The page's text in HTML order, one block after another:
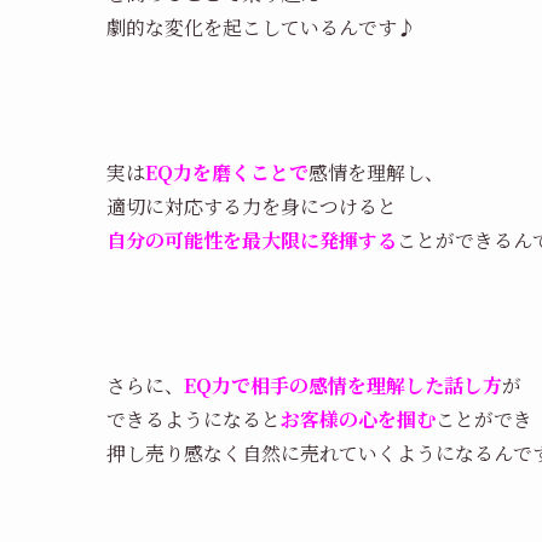
劇的な変化を起こしているんです♪
実はEQ力を磨くことで感情を理解し、
適切に対応する力を身につけると
自分の可能性を最大限に発揮する ことができるん
さらに、 EQ力で相手の感情を理解した話し方が
できるようになるとお客様の心を掴むことができ
押し売り感なく自然に売れていくようになるんで